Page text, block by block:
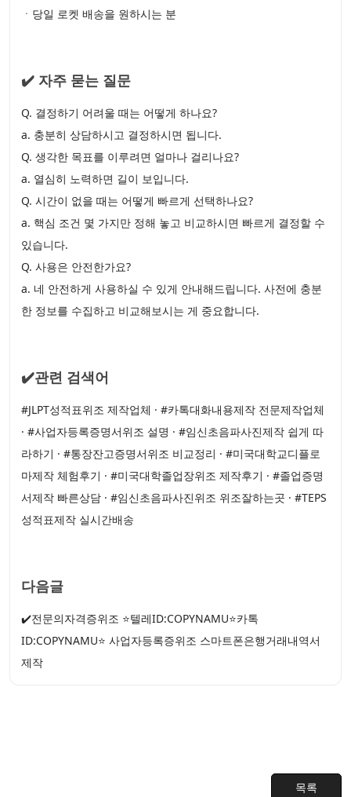
ㆍ당일 로켓 배송을 원하시는 분
✔️ 자주 묻는 질문
Q. 결정하기 어려울 때는 어떻게 하나요?
a. 충분히 상담하시고 결정하시면 됩니다.
Q. 생각한 목표를 이루려면 얼마나 걸리나요?
a. 열심히 노력하면 길이 보입니다.
Q. 시간이 없을 때는 어떻게 빠르게 선택하나요?
a. 핵심 조건 몇 가지만 정해 놓고 비교하시면 빠르게 결정할 수
있습니다.
Q. 사용은 안전한가요?
a. 네 안전하게 사용하실 수 있게 안내해드립니다. 사전에 충분
한 정보를 수집하고 비교해보시는 게 중요합니다.
✔️관련 검색어
#JLPT성적표위조 제작업체 · #카톡대화내용제작 전문제작업체
· #사업자등록증명서위조 설명 · #임신초음파사진제작 쉽게 따
라하기 · #통장잔고증명서위조 비교정리 · #미국대학교디플로
마제작 체험후기 · #미국대학졸업장위조 제작후기 · #졸업증명
서제작 빠른상담 · #임신초음파사진위조 위조잘하는곳 · #TEPS
성적표제작 실시간배송
다음글
✔️전문의자격증위조 ⭐텔레ID:COPYNAMU⭐카톡
ID:COPYNAMU⭐ 사업자등록증위조 스마트폰은행거래내역서
제작
목록